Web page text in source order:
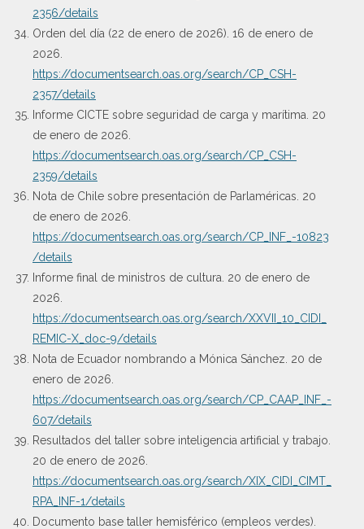
2356/details
Orden del día (22 de enero de 2026). 16 de enero de
2026.
https://documentsearch.oas.org/search/CP_CSH-
2357/details
Informe CICTE sobre seguridad de carga y marítima. 20
de enero de 2026.
https://documentsearch.oas.org/search/CP_CSH-
2359/details
Nota de Chile sobre presentación de Parlaméricas. 20
de enero de 2026.
https://documentsearch.oas.org/search/CP_INF_-10823
/details
Informe final de ministros de cultura. 20 de enero de
2026.
https://documentsearch.oas.org/search/XXVII_10_CIDI_
REMIC-X_doc-9/details
Nota de Ecuador nombrando a Mónica Sánchez. 20 de
enero de 2026.
https://documentsearch.oas.org/search/CP_CAAP_INF_-
607/details
Resultados del taller sobre inteligencia artificial y trabajo.
20 de enero de 2026.
https://documentsearch.oas.org/search/XIX_CIDI_CIMT_
RPA_INF-1/details
Documento base taller hemisférico (empleos verdes).